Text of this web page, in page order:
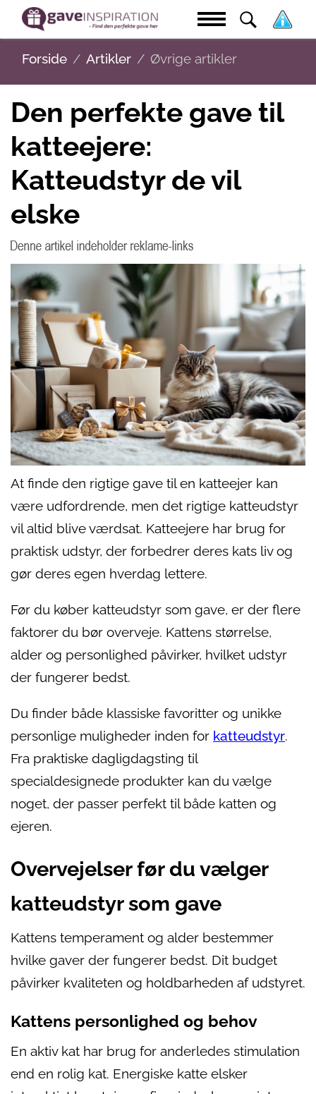
Forside Artikler Øvrige artikler
Den perfekte gave til
katteejere:
Katteudstyr de vil
elske
At finde den rigtige gave til en katteejer kan
være udfordrende, men det rigtige katteudstyr
vil altid blive værdsat. Katteejere har brug for
praktisk udstyr, der forbedrer deres kats liv og
gør deres egen hverdag lettere.
Før du køber katteudstyr som gave, er der flere
faktorer du bør overveje. Kattens størrelse,
alder og personlighed påvirker, hvilket udstyr
der fungerer bedst.
Du finder både klassiske favoritter og unikke
personlige muligheder inden for katteudstyr.
Fra praktiske dagligdagsting til
specialdesignede produkter kan du vælge
noget, der passer perfekt til både katten og
ejeren.
Overvejelser før du vælger
katteudstyr som gave
Kattens temperament og alder bestemmer
hvilke gaver der fungerer bedst. Dit budget
påvirker kvaliteten og holdbarheden af udstyret.
Kattens personlighed og behov
En aktiv kat har brug for anderledes stimulation
end en rolig kat. Energiske katte elsker